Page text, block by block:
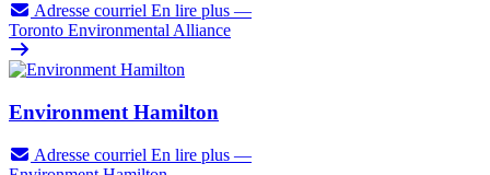
Adresse courriel En lire plus —
Toronto Environmental Alliance
Environment Hamilton
Adresse courriel En lire plus —